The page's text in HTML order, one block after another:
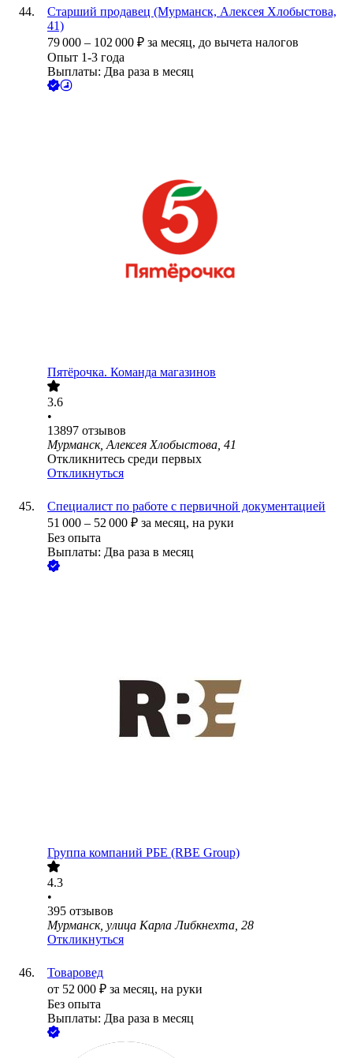
Старший продавец (Мурманск, Алексея Хлобыстова,
41)
79 000 – 102 000 ₽ за месяц, до вычета налогов
Опыт 1-3 года
Выплаты: Два раза в месяц
Пятёрочка. Команда магазинов
3.6
•
13897 отзывов
Мурманск, Алексея Хлобыстова, 41
Откликнитесь среди первых
Откликнуться
Специалист по работе с первичной документацией
51 000 – 52 000 ₽ за месяц, на руки
Без опыта
Выплаты: Два раза в месяц
Группа компаний РБЕ (RBE Group)
4.3
•
395 отзывов
Мурманск, улица Карла Либкнехта, 28
Откликнуться
Товаровед
от 52 000 ₽ за месяц, на руки
Без опыта
Выплаты: Два раза в месяц